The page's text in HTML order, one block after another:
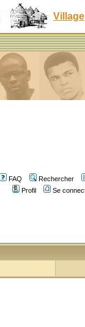
Village
FAQ
Rechercher
Profil
Se